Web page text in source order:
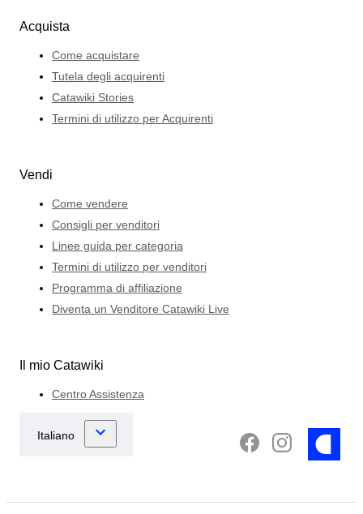
Acquista
Come acquistare
Tutela degli acquirenti
Catawiki Stories
Termini di utilizzo per Acquirenti
Vendi
Come vendere
Consigli per venditori
Linee guida per categoria
Termini di utilizzo per venditori
Programma di affiliazione
Diventa un Venditore Catawiki Live
Il mio Catawiki
Centro Assistenza